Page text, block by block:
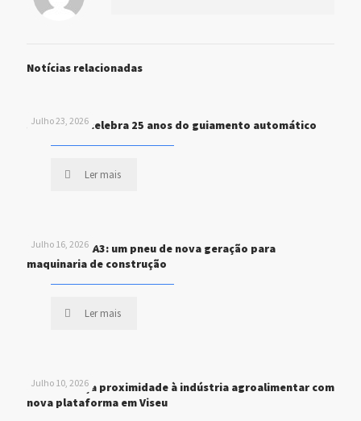
Notícias relacionadas
Julho 23, 2026
John Deere celebra 25 anos do guiamento automático
Ler mais
Julho 16, 2026
MICHELIN XHA3: um pneu de nova geração para
maquinaria de construção
Ler mais
Julho 10, 2026
STEF reforça proximidade à indústria agroalimentar com
nova plataforma em Viseu